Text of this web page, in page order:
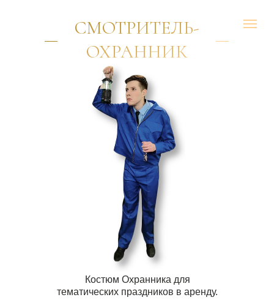
СМОТРИТЕЛЬ-
ОХРАННИК
Костюм Охранника для
тематических праздников в аренду.